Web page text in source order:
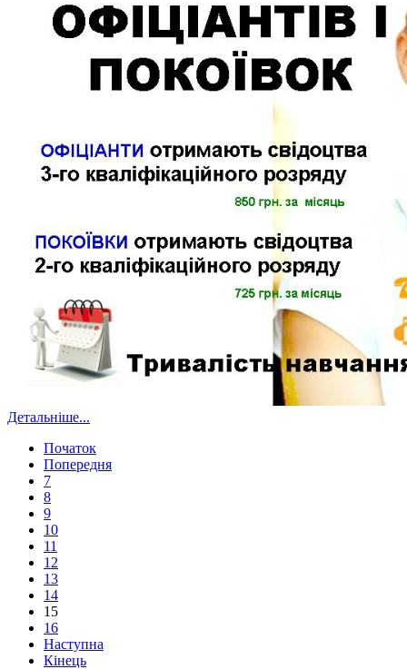
Детальніше...
Початок
Попередня
7
8
9
10
11
12
13
14
15
16
Наступна
Кінець